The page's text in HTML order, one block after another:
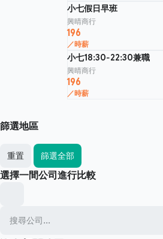
小七假日早班
興晴商行
196
／時薪
小七18:30-22:30兼職
興晴商行
196
／時薪
篩選地區
重置 篩選全部
選擇一間公司進行比較